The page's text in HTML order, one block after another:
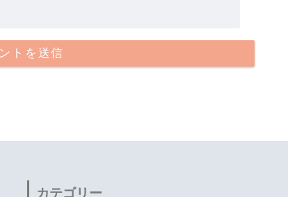
カテゴリー